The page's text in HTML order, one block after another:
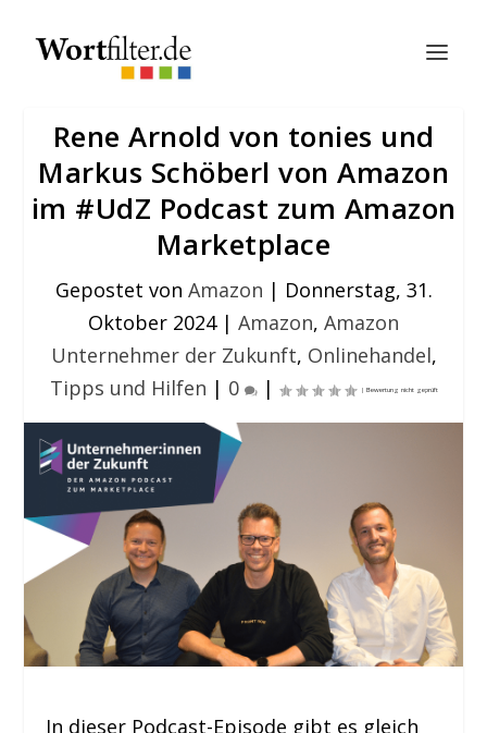
Rene Arnold von tonies und
Markus Schöberl von Amazon
im #UdZ Podcast zum Amazon
Marketplace
Gepostet von Amazon | Donnerstag, 31.
Oktober 2024| Amazon, Amazon
Unternehmer der Zukunft, Onlinehandel,
Tipps und Hilfen | 0 |
In dieser Podcast-Episode gibt es gleich